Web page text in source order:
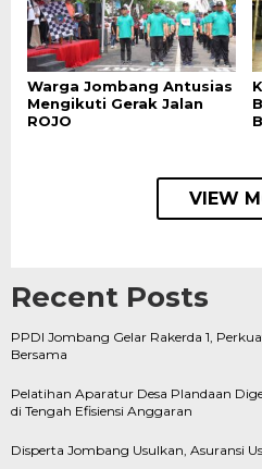
Warga Jombang Antusias
Mengikuti Gerak Jalan
ROJO
VIEW
Recent Posts
PPDI Jombang Gelar Rakerda 1,
Bersama
Pelatihan Aparatur Desa Plandaan
di Tengah Efisiensi Anggaran
Disperta Jombang Usulkan, Asuransi